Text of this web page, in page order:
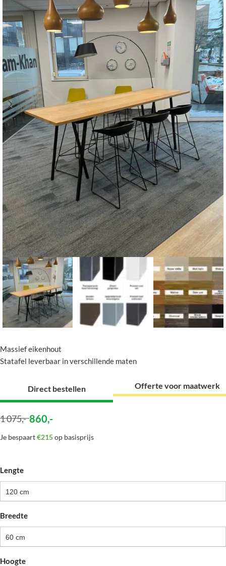
Massief eikenhout
Statafel leverbaar in verschillende maten
Direct bestellen Offerte voor maatwerk
1 075,- 860,-
Je bespaart€215op basisprijs
Lengte
120 cm
Breedte
60 cm
Hoogte